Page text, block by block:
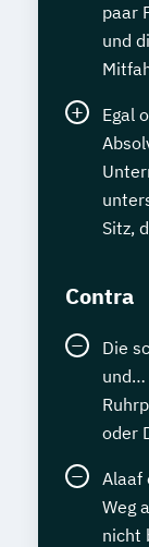
paar
und
Egal
Sitz,
Contra
Die
und…
oder
Alaaf
Weg
nicht